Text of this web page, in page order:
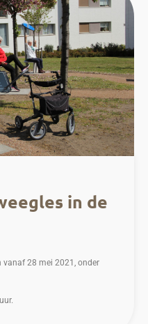
in de
vanaf 28 mei 2021, onder